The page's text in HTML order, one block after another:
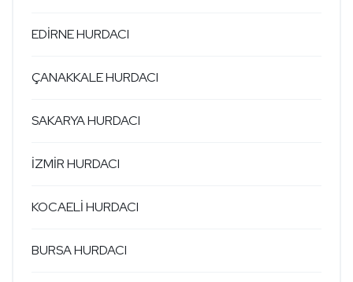
EDİRNE HURDACI
ÇANAKKALE HURDACI
SAKARYA HURDACI
İZMİR HURDACI
KOCAELİ HURDACI
BURSA HURDACI